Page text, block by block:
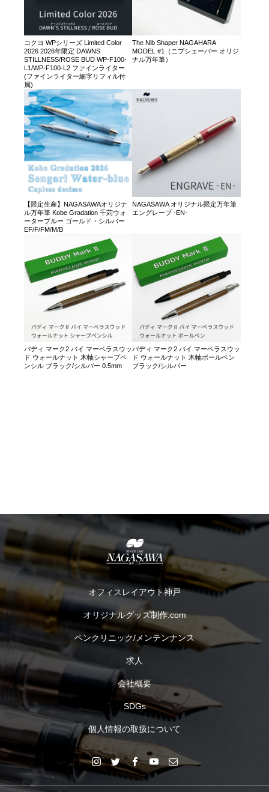
コクヨ WPシリーズ Limited Color
2026 2026年限定 DAWNS
STILLNESS/ROSE BUD WP-F100-
L1/WP-F100-L2 ファインライター
(ファインライター細字リフィル付
属)
The Nib Shaper NAGAHARA
MODEL #1（ニブシェーパー オリジ
ナル万年筆）
【限定生産】NAGASAWAオリジナ
ル万年筆 Kobe Gradation 千苅ウォ
ーターブルー ゴールド・シルバー
EF/F/FM/M/B
NAGASAWA オリジナル限定万年筆
エングレーブ -EN-
バディ マーク2 バイ マーベラスウッ
ド ウォールナット 木軸シャープペ
ンシル ブラック/シルバー 0.5mm
バディ マーク2 バイ マーベラスウッ
ド ウォールナット 木軸ボールペン
ブラック/シルバー
オフィスレイアウト神戸
オリジナルグッズ制作.com
ペンクリニック/メンテンナンス
求人
会社概要
SDGs
個人情報の取扱について